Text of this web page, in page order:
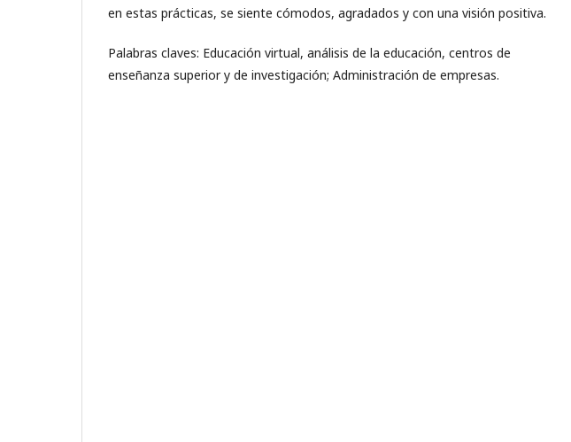
en estas prácticas, se siente cómodos, agradados y con una visión positiva.
Palabras claves: Educación virtual, análisis de la educación, centros de
enseñanza superior y de investigación; Administración de empresas.